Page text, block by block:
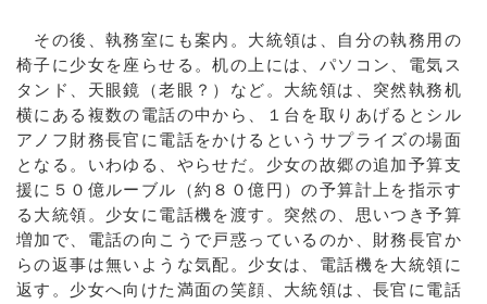
その後、執務室にも案内。大統領は、自分の執務用の
椅子に少女を座らせる。机の上には、パソコン、電気ス
タンド、天眼鏡（老眼？）など。大統領は、突然執務机
横にある複数の電話の中から、１台を取りあげるとシル
アノフ財務長官に電話をかけるというサプライズの場面
となる。いわゆる、やらせだ。少女の故郷の追加予算支
援に５０億ルーブル（約８０億円）の予算計上を指示す
る大統領。少女に電話機を渡す。突然の、思いつき予算
増加で、電話の向こうで戸惑っているのか、財務長官か
らの返事は無いような気配。少女は、電話機を大統領に
返す。少女へ向けた満面の笑顔、大統領は、長官に電話